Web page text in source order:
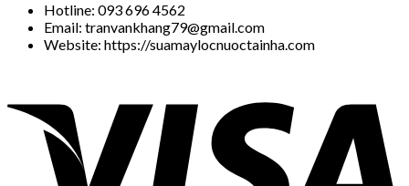
Hotline: 093 696 4562
Email: tranvankhang79@gmail.com
Website: https://suamaylocnuoctainha.com